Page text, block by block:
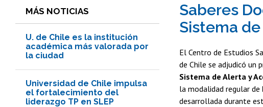
MÁS NOTICIAS
U. de Chile es la institución
académica más valorada por
la ciudad
Universidad de Chile impulsa
el fortalecimiento del
liderazgo TP en SLEP
Saberes
Sistema
El Centro de Estudios
de Chile se adjudicó un
Sistema de Alerta y
la modalidad regular de
desarrollada durante